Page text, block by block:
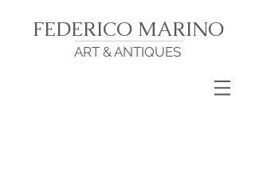
FEDERICO MARINO
ART & ANTIQUES